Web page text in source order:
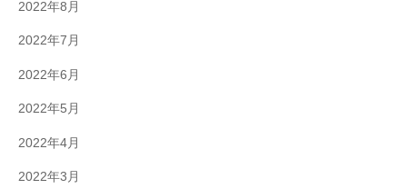
2022年8月
2022年7月
2022年6月
2022年5月
2022年4月
2022年3月